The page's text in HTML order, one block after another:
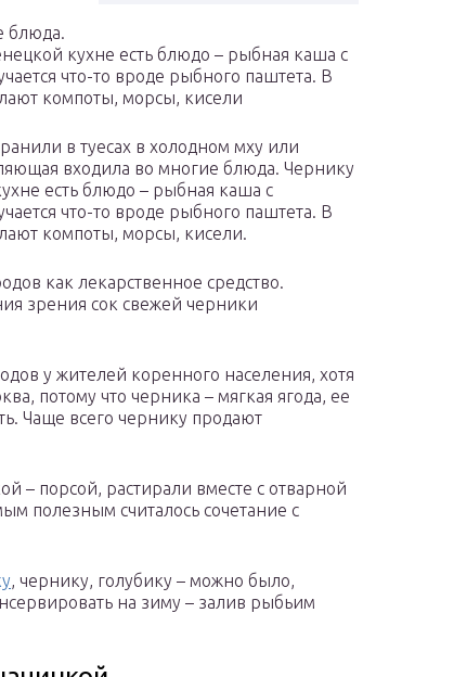
блюда.
кухне есть блюдо – рыбная каша с
что-то вроде рыбного паштета. В
компоты, морсы, кисели
в туесах в холодном мху или
входила во многие блюда. Чернику
есть блюдо – рыбная каша с
что-то вроде рыбного паштета. В
компоты, морсы, кисели.
как лекарственное средство.
зрения сок свежей черники
у жителей коренного населения, хотя
потому что черника – мягкая ягода, ее
Чаще всего чернику продают
– порсой, растирали вместе с отварной
полезным считалось сочетание с
, чернику, голубику – можно было,
на зиму – залив рыбьим